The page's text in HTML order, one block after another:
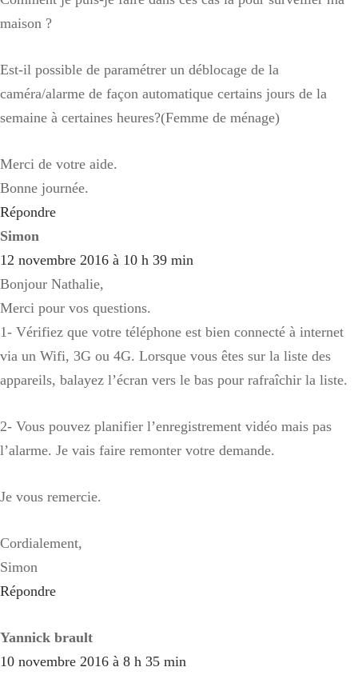
maison ?
Est-il possible de paramétrer un déblocage de la
caméra/alarme de façon automatique certains jours de la
semaine à certaines heures?(Femme de ménage)
Merci de votre aide.
Bonne journée.
Répondre
Simon
12 novembre 2016 à 10 h 39 min
Bonjour Nathalie,
Merci pour vos questions.
1- Vérifiez que votre téléphone est bien connecté à internet
via un Wifi, 3G ou 4G. Lorsque vous êtes sur la liste des
appareils, balayez l’écran vers le bas pour rafraîchir la liste.
2- Vous pouvez planifier l’enregistrement vidéo mais pas
l’alarme. Je vais faire remonter votre demande.
Je vous remercie.
Cordialement,
Simon
Répondre
Yannick brault
10 novembre 2016 à 8 h 35 min